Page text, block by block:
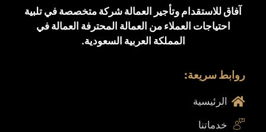
آفاق للاستقدام وتأجير العمالة شركة متخصصة في تلبية
احتياجات العملاء من العمالة المحترفة العمالة في
المملكة العربية السعودية.
روابط سريعة:
الرئيسية
خدماتنا